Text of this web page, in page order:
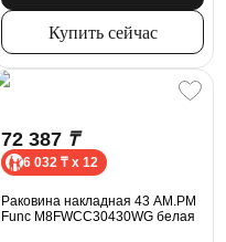
Купить сейчас
72 387 ₸
6 032 ₸ x 12
Раковина накладная 43 AM.PM
Func M8FWCC30430WG белая